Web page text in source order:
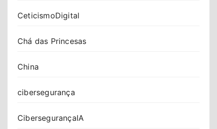
CeticismoDigital
Chá das Princesas
China
cibersegurança
CibersegurançaIA